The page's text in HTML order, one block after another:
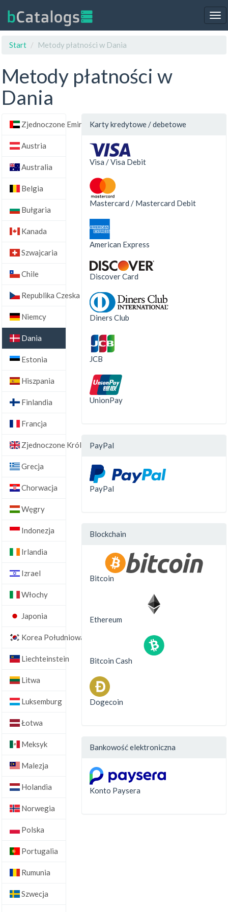
Start
Metody płatności w Dania
Metody płatności w
Dania
Zjednoczone Emiraty Arabskie
Austria
Australia
Belgia
Bułgaria
Kanada
Szwajcaria
Chile
Republika Czeska
Niemcy
Dania
Estonia
Hiszpania
Finlandia
Francja
Zjednoczone Królestwo
Grecja
Chorwacja
Węgry
Indonezja
Irlandia
Izrael
Włochy
Japonia
Korea Południowa
Liechteinstein
Litwa
Luksemburg
Łotwa
Meksyk
Malezja
Holandia
Norwegia
Polska
Portugalia
Rumunia
Szwecja
Karty kredytowe / debetowe
Visa / Visa Debit
Mastercard / Mastercard Debit
American Express
Discover Card
Diners Club
JCB
UnionPay
PayPal
PayPal
Blockchain
Bitcoin
Ethereum
Bitcoin Cash
Dogecoin
Bankowość elektroniczna
Konto Paysera